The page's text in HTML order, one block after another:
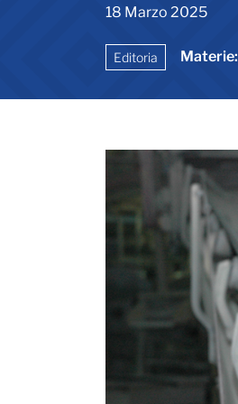
18 Marzo 2025
Editoria Materie: